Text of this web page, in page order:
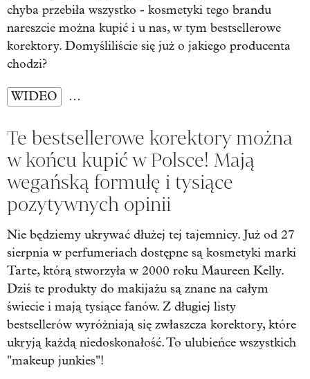
chyba przebiła wszystko - kosmetyki tego brandu
nareszcie można kupić i u nas, w tym bestsellerowe
korektory. Domyśliliście się już o jakiego producenta
chodzi?
WIDEO …
Te bestsellerowe korektory można
w końcu kupić w Polsce! Mają
wegańską formułę i tysiące
pozytywnych opinii
Nie będziemy ukrywać dłużej tej tajemnicy. Już od 27
sierpnia w perfumeriach dostępne są kosmetyki marki
Tarte, którą stworzyła w 2000 roku Maureen Kelly.
Dziś te produkty do makijażu są znane na całym
świecie i mają tysiące fanów. Z długiej listy
bestsellerów wyróżniają się zwłaszcza korektory, które
ukryją każdą niedoskonałość. To ulubieńce wszystkich
"makeup junkies"!